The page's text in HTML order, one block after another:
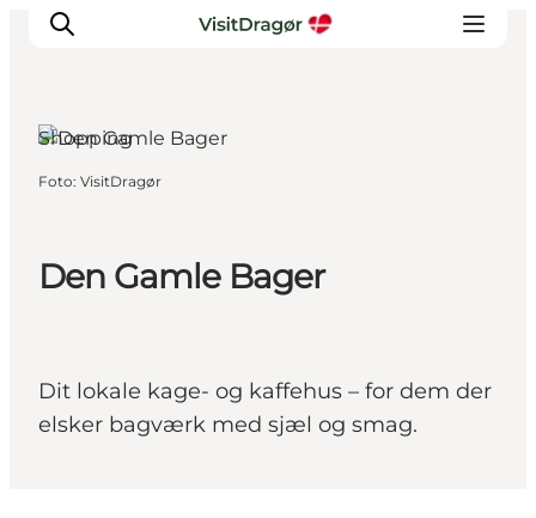
Byliv & Mad
Den Gamle Bager
Dit lokale kage- og kaffehus – for dem der
elsker bagværk med sjæl og smag.
Shopping
Foto: VisitDragør